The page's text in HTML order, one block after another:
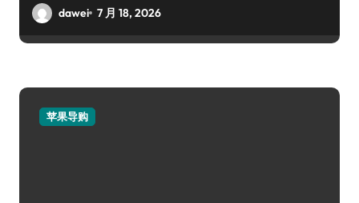
dawei 7 月 18, 2026
苹果导购